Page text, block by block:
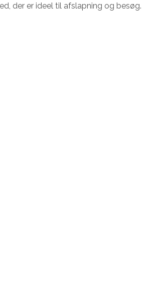
der er ideel til afslapning og besøg.